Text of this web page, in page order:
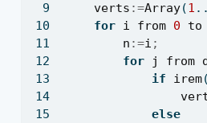
verts :=Array(1 ..
for i from 0 to
n :=i ;
for
j from
if
irem(
else